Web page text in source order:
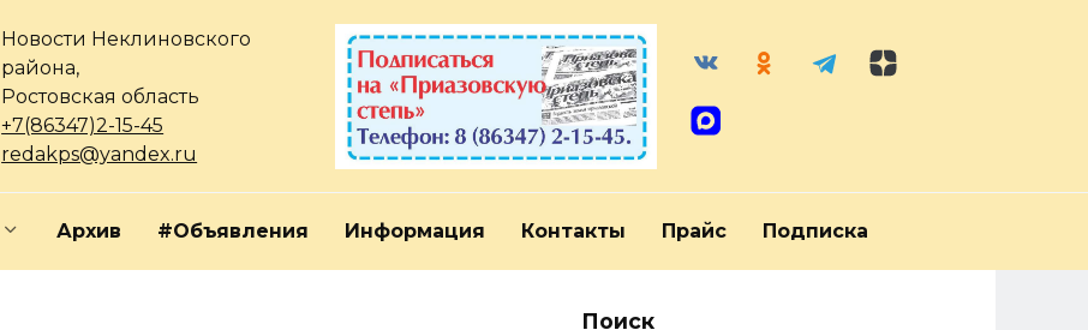
Новости Неклиновского
района,
Ростовская область
+7(86347)2-15-45
redakps@yandex.ru
Архив #Объявления Информация Контакты Прайс Подписка
Поиск